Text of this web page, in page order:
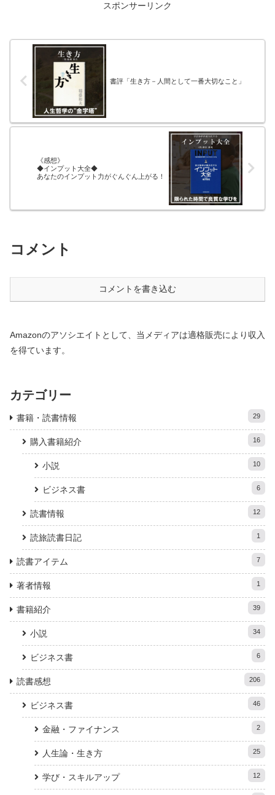
スポンサーリンク
書評「生き方－人間として一番大切なこと」
《感想》
◆インプット大全◆
あなたのインプット力がぐんぐん上がる！
コメント
コメントを書き込む
Amazonのアソシエイトとして、当メディアは適格販売により収入
を得ています。
カテゴリー
書籍・読書情報 29
購入書籍紹介 16
小説 10
ビジネス書 6
読書情報 12
読旅読書日記 1
読書アイテム 7
著者情報 1
書籍紹介 39
小説 34
ビジネス書 6
読書感想 206
ビジネス書 46
金融・ファイナンス 2
人生論・生き方 25
学び・スキルアップ 12